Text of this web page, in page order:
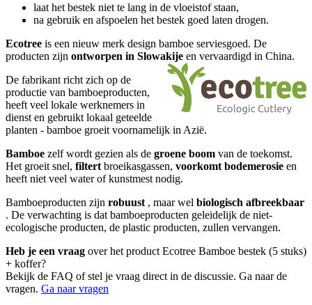
laat het bestek niet te lang in de vloeistof staan,
na gebruik en afspoelen het bestek goed laten drogen.
Ecotree is een nieuw merk design bamboe serviesgoed. De
producten zijn ontworpen in Slowakije en vervaardigd in China.
De fabrikant richt zich op de
productie van bamboeproducten,
heeft veel lokale werknemers in
dienst en gebruikt lokaal geteelde
planten - bamboe groeit voornamelijk in Azië.
Bamboe zelf wordt gezien als de groene boom van de toekomst.
Het groeit snel, filtert broeikasgassen, voorkomt bodemerosie en
heeft niet veel water of kunstmest nodig.
Bamboeproducten zijn robuust , maar wel biologisch afbreekbaar
. De verwachting is dat bamboeproducten geleidelijk de niet-
ecologische producten, de plastic producten, zullen vervangen.
Heb je een vraag over het product Ecotree Bamboe bestek (5 stuks)
+ koffer?
Bekijk de FAQ of stel je vraag direct in de discussie. Ga naar de
vragen. Ga naar vragen